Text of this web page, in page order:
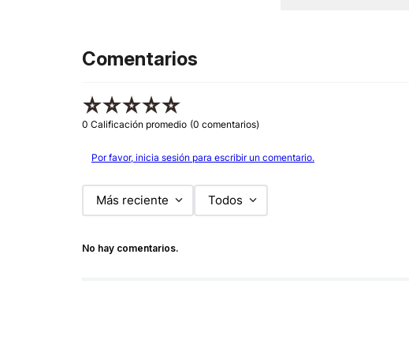
Comentarios
☆☆☆☆☆
0 Calificación promedio (0 comentarios)
Por favor, inicia sesión para escribir un comentario.
Más reciente Todos
No hay comentarios.